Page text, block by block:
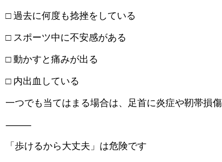
□ 過去に何度も捻挫をしている
□ スポーツ中に不安感がある
□ 動かすと痛みが出る
□ 内出血している
一つでも当てはまる場合は、足首に炎症や靭帯損
⸻
「歩けるから大丈夫」は危険です